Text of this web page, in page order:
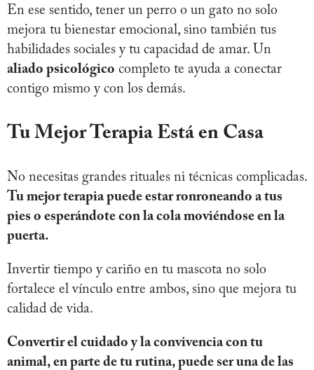
En ese sentido, tener un perro o un gato no solo
mejora tu bienestar emocional, sino también tus
habilidades sociales y tu capacidad de amar. Un
aliado psicológico completo te ayuda a conectar
contigo mismo y con los demás.
Tu Mejor Terapia Está en Casa
No necesitas grandes rituales ni técnicas complicadas.
Tu mejor terapia puede estar ronroneando a tus
pies o esperándote con la cola moviéndose en la
puerta.
Invertir tiempo y cariño en tu mascota no solo
fortalece el vínculo entre ambos, sino que mejora tu
calidad de vida.
Convertir el cuidado y la convivencia con tu
animal, en parte de tu rutina, puede ser una de las